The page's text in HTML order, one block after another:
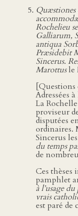
Rochelieu
Galliarum,
antiqua
Præsidebit
Sincerus.
Marottusle
[Questions
Adressées
La
proviseur
disputées
ordinaires.
Sincerus
du temps
de
Ces
pamphlet
à l’usage
vrais
est paré de